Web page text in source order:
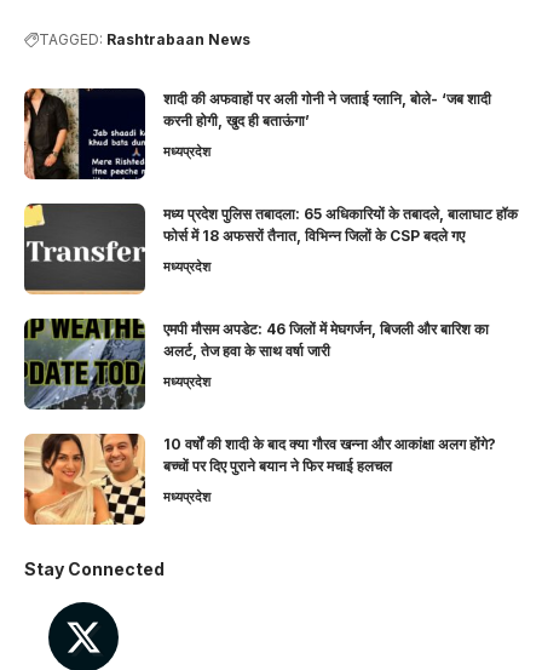
TAGGED: Rashtrabaan News
शादी की अफवाहों पर अली गोनी ने जताई ग्लानि, बोले- ‘जब शादी
करनी होगी, खुद ही बताऊंगा’
मध्यप्रदेश
मध्य प्रदेश पुलिस तबादला: 65 अधिकारियों के तबादले, बालाघाट हॉक
फोर्स में 18 अफसरों तैनात, विभिन्न जिलों के CSP बदले गए
मध्यप्रदेश
एमपी मौसम अपडेट: 46 जिलों में मेघगर्जन, बिजली और बारिश का
अलर्ट, तेज हवा के साथ वर्षा जारी
मध्यप्रदेश
10 वर्षों की शादी के बाद क्या गौरव खन्ना और आकांक्षा अलग होंगे?
बच्चों पर दिए पुराने बयान ने फिर मचाई हलचल
मध्यप्रदेश
Stay Connected